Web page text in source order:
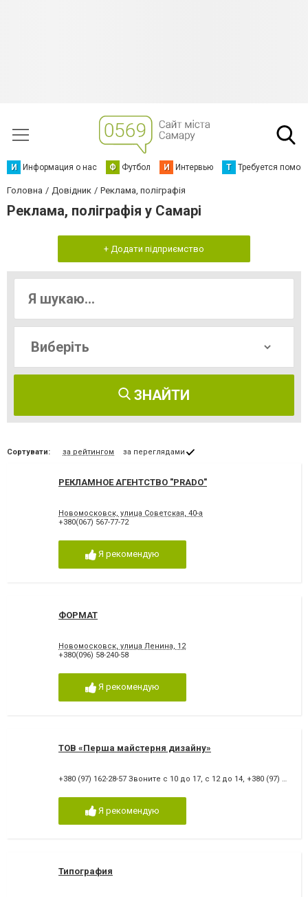
И Информация о нас Ф Футбол И Интервью Т Требуется
Головна Довідник Реклама, поліграфія
Реклама, поліграфія у Самарі
+ Додати підприємство
ЗНАЙТИ
Сортувати: за рейтингом за переглядами
РЕКЛАМНОЕ АГЕНТСТВО "PRADO"
Новомосковск, улица Советская, 40-а
+380(067) 567-77-72
Я рекомендую
ФОРМАТ
Новомосковск, улица Ленина, 12
+380(096) 58-240-58
Я рекомендую
ТОВ «Перша майстерня дизайну»
+380 (97) 162-28-57 Звоните с 10 до 17, с 12 до 14, +380 (97) 162-28-57
Я рекомендую
Типография